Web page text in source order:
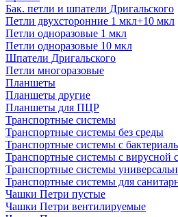
Бак. петли и шпатели Дригальского
Петли двухсторонние 1 мкл+10 мкл
Петли одноразовые 1 мкл
Петли одноразовые 10 мкл
Шпатели Дригальского
Петли многоразовые
Планшеты
Планшеты другие
Планшеты для ПЦР
Транспортные системы
Транспортные системы без среды
Транспортные системы с
Транспортные системы с вирусной
Транспортные системы
Транспортные системы для
Чашки Петри пустые
Чашки Петри вентилируемые